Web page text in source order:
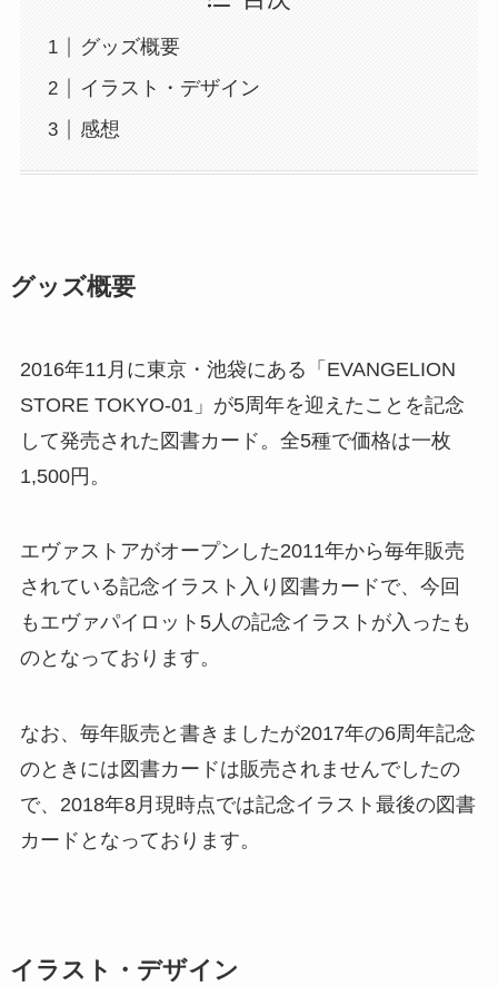
グッズ概要
イラスト・デザイン
感想
グッズ概要
2016年11月に東京・池袋にある「EVANGELION
STORE TOKYO-01」が5周年を迎えたことを記念
して発売された図書カード。全5種で価格は一枚
1,500円。
エヴァストアがオープンした2011年から毎年販売
されている記念イラスト入り図書カードで、今回
もエヴァパイロット5人の記念イラストが入ったも
のとなっております。
なお、毎年販売と書きましたが2017年の6周年記念
のときには図書カードは販売されませんでしたの
で、2018年8月現時点では記念イラスト最後の図書
カードとなっております。
イラスト・デザイン